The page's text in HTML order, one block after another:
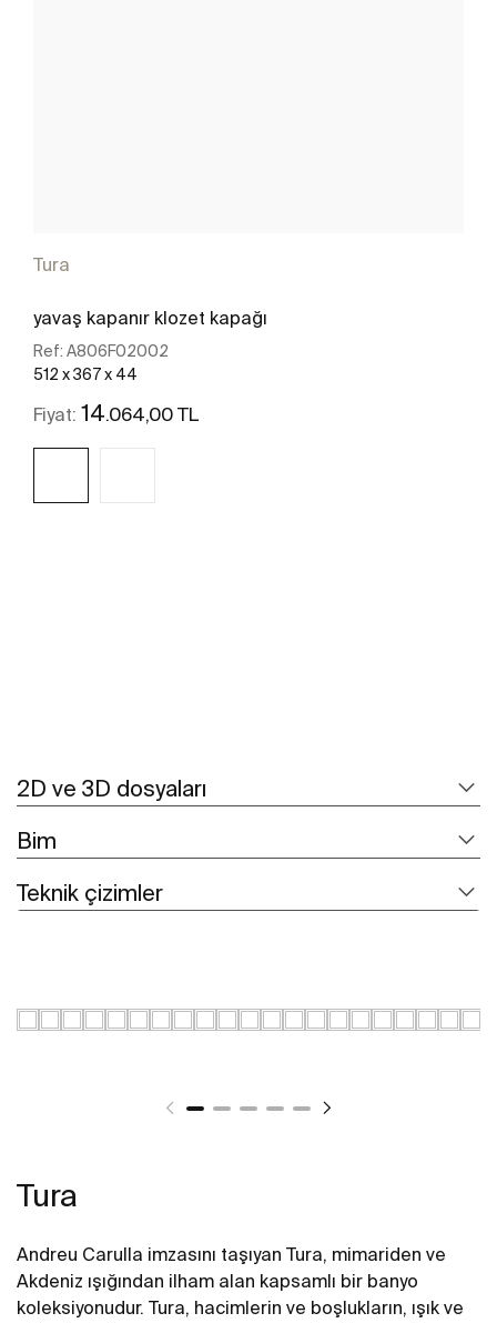
Tura
yavaş kapanır klozet kapağı
Ref: A806F02002
512 x 367 x 44
Fiyat: 14.064,00 TL
2D ve 3D dosyaları
Bim
Teknik çizimler
Tura
Andreu Carulla imzasını taşıyan Tura, mimariden ve
Akdeniz ışığından ilham alan kapsamlı bir banyo
koleksiyonudur. Tura, hacimlerin ve boşlukların, ışık ve